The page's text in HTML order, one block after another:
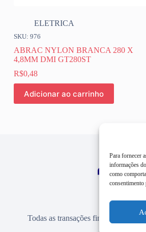
Para fornecer
informações
como
consentimento
ELETRICA
SKU: 976
ABRAC NYLON BRANCA 280 X
4,8MM DMI GT280ST
R$0,48
Adicionar ao carrinho
Todas as transações financeiras